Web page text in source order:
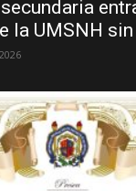
la UMSNH